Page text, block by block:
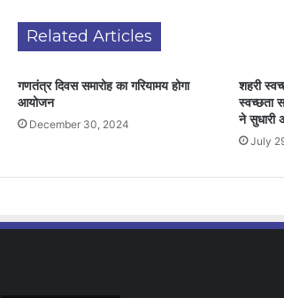
Related Articles
गणतंत्र दिवस समारोह का गरियामय होगा
आयोजन
December 30, 2024
शहरी
स्वच्छता
ने सुधारी
July